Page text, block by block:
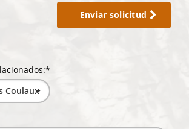
Enviar solicitud
Coulaux